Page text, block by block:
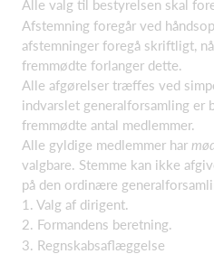
Alle valg til bestyrelsen skal
Afstemning foregår ved
afstemninger foregå skriftligt,
fremmødte forlanger dette.
Alle afgørelser træffes ved
indvarslet generalforsamling er
fremmødte antal medlemmer.
Alle gyldige medlemmer har
valgbare. Stemme kan ikke
på den ordinære
1. Valg af dirigent.
2. Formandens beretning.
3. Regnskabsaflæggelse